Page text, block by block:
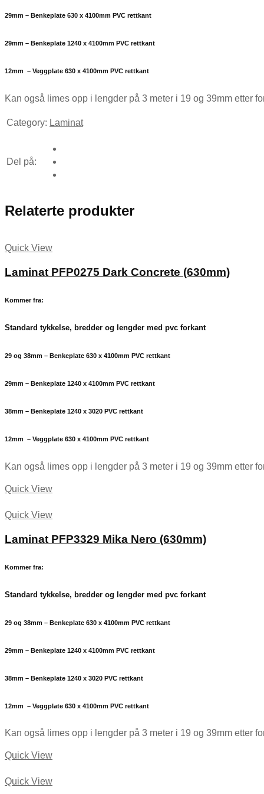
29mm – Benkeplate 630 x 4100mm PVC rettkant
29mm – Benkeplate 1240 x 4100mm PVC rettkant
12mm – Veggplate 630 x 4100mm PVC rettkant
Kan også limes opp i lengder på 3 meter i 19 og 39mm etter
Category: Laminat
Del på:
Relaterte produkter
Quick View
Laminat PFP0275 Dark Concrete (630mm)
Kommer fra:
Standard tykkelse, bredder og lengder med pvc forkant
29 og 38mm – Benkeplate 630 x 4100mm PVC rettkant
29mm – Benkeplate 1240 x 4100mm PVC rettkant
38mm – Benkeplate 1240 x 3020 PVC rettkant
12mm – Veggplate 630 x 4100mm PVC rettkant
Kan også limes opp i lengder på 3 meter i 19 og 39mm etter
Quick View
Quick View
Laminat PFP3329 Mika Nero (630mm)
Kommer fra:
Standard tykkelse, bredder og lengder med pvc forkant
29 og 38mm – Benkeplate 630 x 4100mm PVC rettkant
29mm – Benkeplate 1240 x 4100mm PVC rettkant
38mm – Benkeplate 1240 x 3020 PVC rettkant
12mm – Veggplate 630 x 4100mm PVC rettkant
Kan også limes opp i lengder på 3 meter i 19 og 39mm etter
Quick View
Quick View